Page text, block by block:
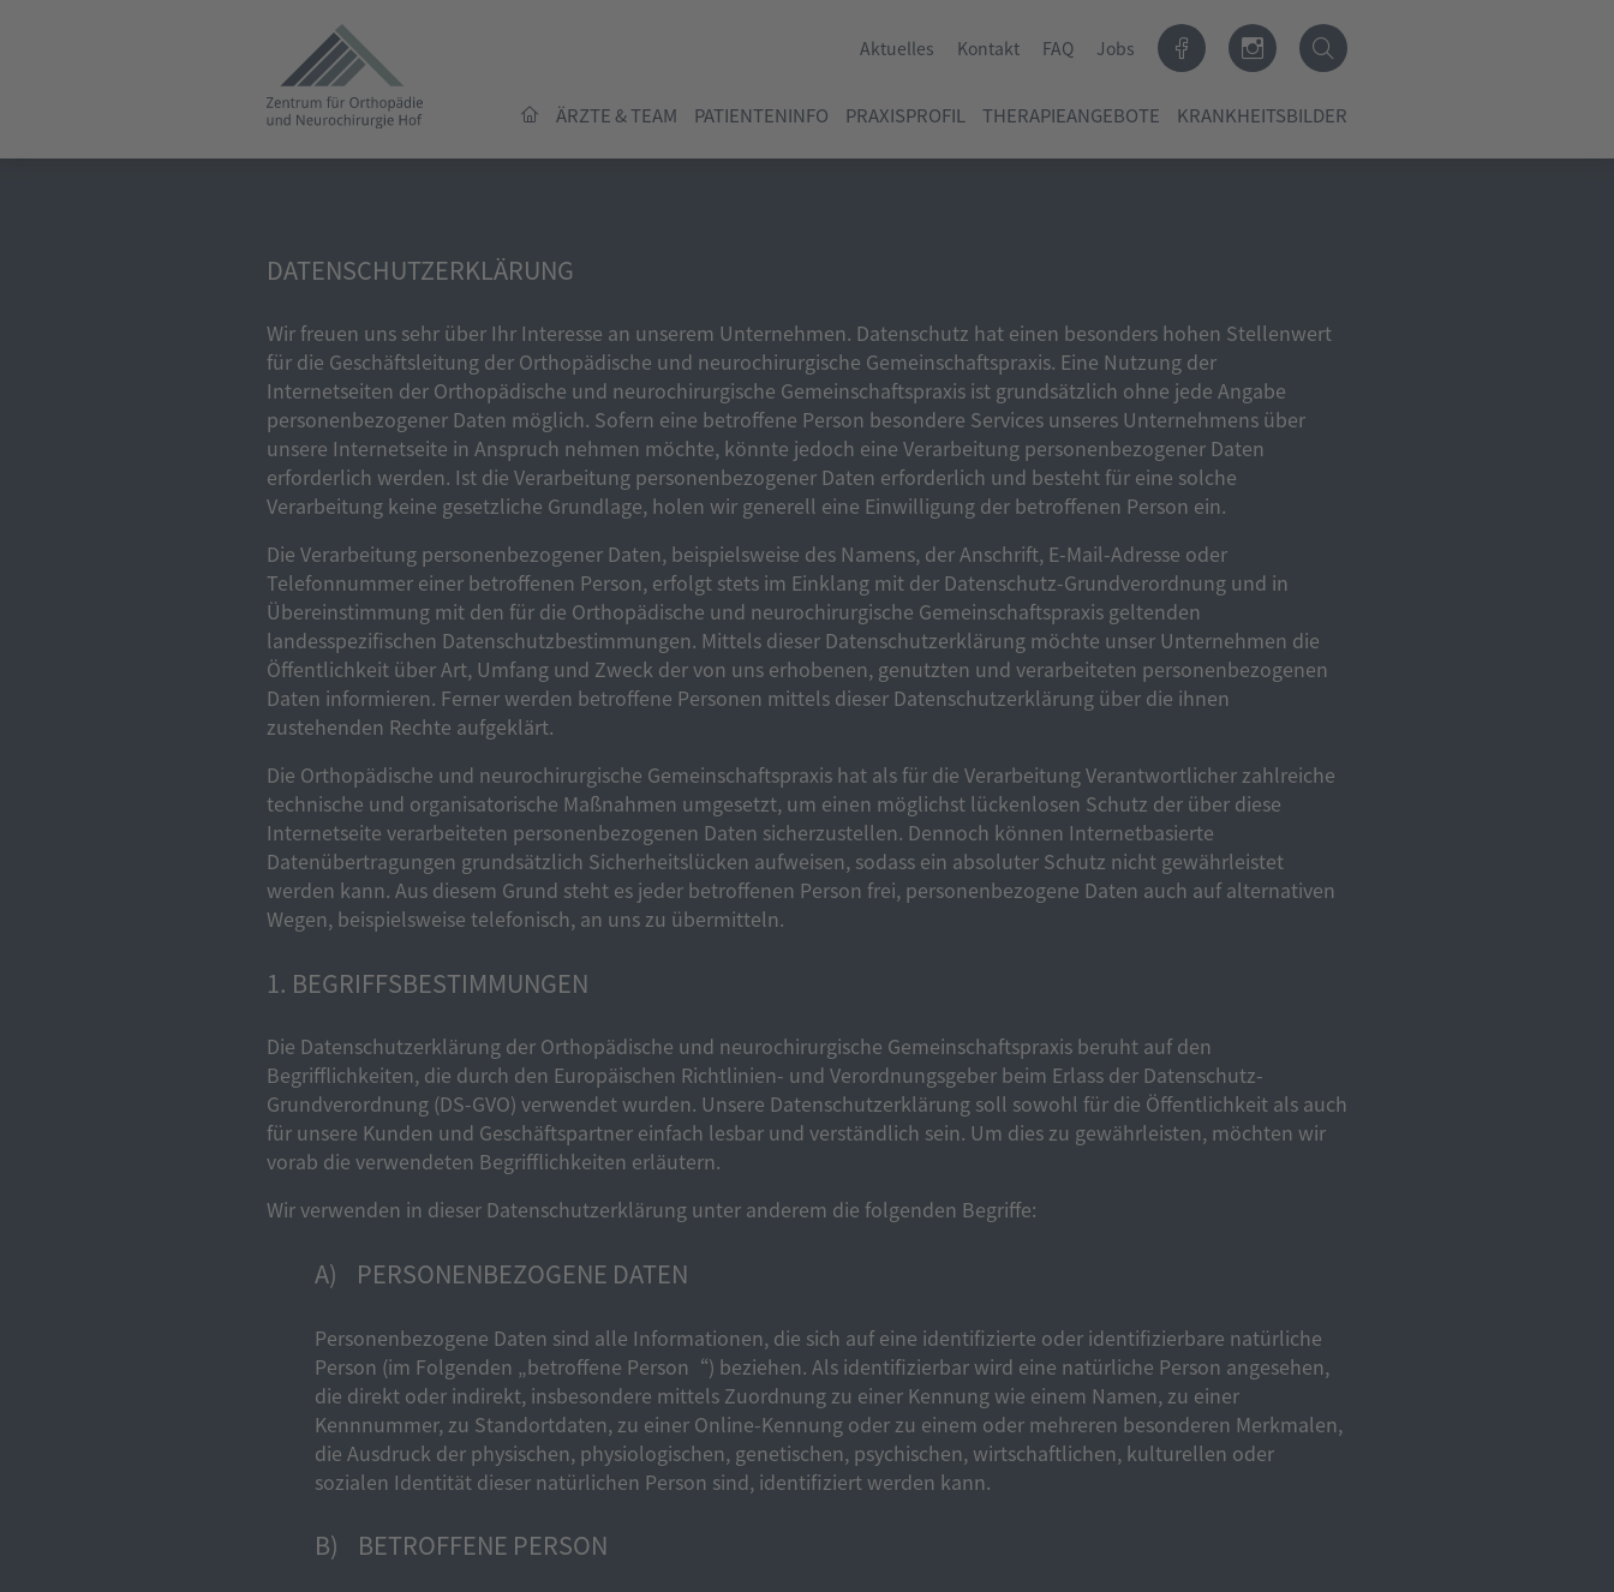
Aktuelles Kontakt FAQ Jobs
ÄRZTE & TEAM PATIENTENINFO PRAXISPROFIL THERAPIEANGEBOTE KRANKHEITSBILDER
DATENSCHUTZERKLÄRUNG
Wir freuen uns sehr über Ihr Interesse an unserem Unternehmen. Datenschutz hat einen besonders hohen Stellenwert
für die Geschäftsleitung der Orthopädische und neurochirurgische Gemeinschaftspraxis. Eine Nutzung der
Internetseiten der Orthopädische und neurochirurgische Gemeinschaftspraxis ist grundsätzlich ohne jede Angabe
personenbezogener Daten möglich. Sofern eine betroffene Person besondere Services unseres Unternehmens über
unsere Internetseite in Anspruch nehmen möchte, könnte jedoch eine Verarbeitung personenbezogener Daten
erforderlich werden. Ist die Verarbeitung personenbezogener Daten erforderlich und besteht für eine solche
Verarbeitung keine gesetzliche Grundlage, holen wir generell eine Einwilligung der betroffenen Person ein.
Die Verarbeitung personenbezogener Daten, beispielsweise des Namens, der Anschrift, E-Mail-Adresse oder
Telefonnummer einer betroffenen Person, erfolgt stets im Einklang mit der Datenschutz-Grundverordnung und in
Übereinstimmung mit den für die Orthopädische und neurochirurgische Gemeinschaftspraxis geltenden
landesspezifischen Datenschutzbestimmungen. Mittels dieser Datenschutzerklärung möchte unser Unternehmen die
Öffentlichkeit über Art, Umfang und Zweck der von uns erhobenen, genutzten und verarbeiteten personenbezogenen
Daten informieren. Ferner werden betroffene Personen mittels dieser Datenschutzerklärung über die ihnen
zustehenden Rechte aufgeklärt.
Die Orthopädische und neurochirurgische Gemeinschaftspraxis hat als für die Verarbeitung Verantwortlicher zahlreiche
technische und organisatorische Maßnahmen umgesetzt, um einen möglichst lückenlosen Schutz der über diese
Internetseite verarbeiteten personenbezogenen Daten sicherzustellen. Dennoch können Internetbasierte
Datenübertragungen grundsätzlich Sicherheitslücken aufweisen, sodass ein absoluter Schutz nicht gewährleistet
werden kann. Aus diesem Grund steht es jeder betroffenen Person frei, personenbezogene Daten auch auf alternativen
Wegen, beispielsweise telefonisch, an uns zu übermitteln.
1. BEGRIFFSBESTIMMUNGEN
Die Datenschutzerklärung der Orthopädische und neurochirurgische Gemeinschaftspraxis beruht auf den
Begrifflichkeiten, die durch den Europäischen Richtlinien- und Verordnungsgeber beim Erlass der Datenschutz-
Grundverordnung (DS-GVO) verwendet wurden. Unsere Datenschutzerklärung soll sowohl für die Öffentlichkeit als auch
für unsere Kunden und Geschäftspartner einfach lesbar und verständlich sein. Um dies zu gewährleisten, möchten wir
vorab die verwendeten Begrifflichkeiten erläutern.
Wir verwenden in dieser Datenschutzerklärung unter anderem die folgenden Begriffe:
A) PERSONENBEZOGENE DATEN
Personenbezogene Daten sind alle Informationen, die sich auf eine identifizierte oder identifizierbare natürliche
Person (im Folgenden „betroffene Person“) beziehen. Als identifizierbar wird eine natürliche Person angesehen,
die direkt oder indirekt, insbesondere mittels Zuordnung zu einer Kennung wie einem Namen, zu einer
Kennnummer, zu Standortdaten, zu einer Online-Kennung oder zu einem oder mehreren besonderen Merkmalen,
die Ausdruck der physischen, physiologischen, genetischen, psychischen, wirtschaftlichen, kulturellen oder
sozialen Identität dieser natürlichen Person sind, identifiziert werden kann.
B) BETROFFENE PERSON